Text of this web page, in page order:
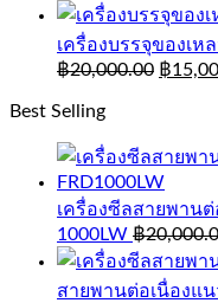
เครื่องบรรจุของเ
฿20,000.00 ฿
Best Selling
เครื่องซีลสายพาน
1000LW ฿
สายพานต่อเนื่องแน